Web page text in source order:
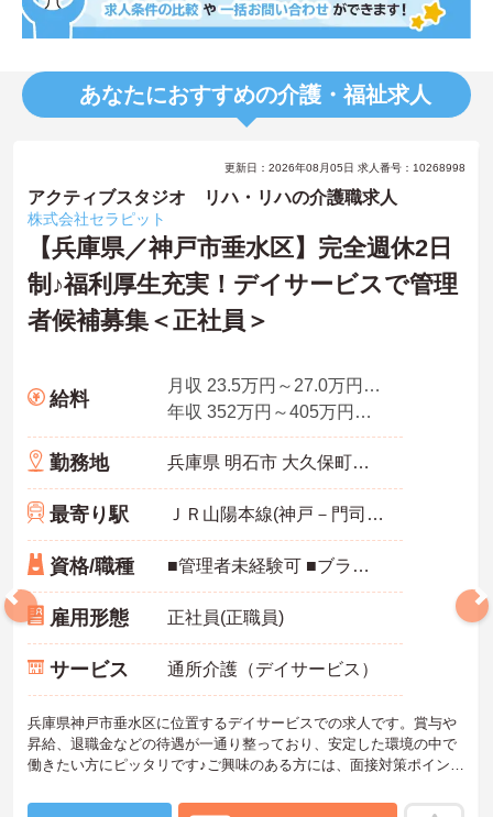
あなたにおすすめの介護・福祉求人
更新日：2026年08月05日 求人番号：10268998
アクティブスタジオ リハ・リハの介護職求人
株式会社セラピット
【兵庫県／神戸市垂水区】完全週休2日
制♪福利厚生充実！デイサービスで管理
者候補募集＜正社員＞
給料
月収 23.5万円～27.0万円程度※諸手当込
年収 352万円～405万円程度※諸手当・賞与込
勤務地 兵庫県 明石市 大久保町茜3-15-4
最寄り駅 ＪＲ山陽本線(神戸－門司)「大久保(兵庫)駅」バス・車8分
資格/職種 ■管理者未経験可 ■ブランク可 ■資格不問
雇用形態 正社員(正職員)
サービス 通所介護（デイサービス）
兵庫県神戸市垂水区に位置するデイサービスでの求人です。賞与や
昇給、退職金などの待遇が一通り整っており、安定した環境の中で
働きたい方にピッタリです♪ご興味のある方には、面接対策ポイント